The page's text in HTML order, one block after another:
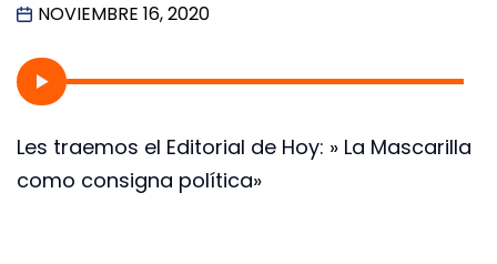
NOVIEMBRE 16, 2020
Les traemos el Editorial de Hoy: » La Mascarilla
como consigna política»